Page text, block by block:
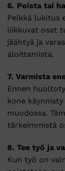
6. Poista tai
Pelkkä lukitus
liikkuvat osat
jäähtyä ja
aloittamista.
7. Varmista
Ennen
kone
muodossa.
tärkeimmistä
8. Tee työ ja
Kun työ on